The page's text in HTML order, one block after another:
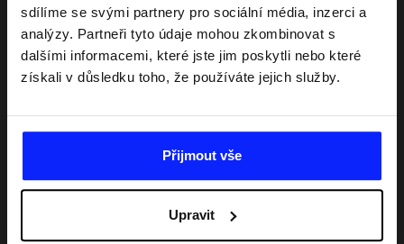
sdílíme se svými partnery pro sociální média, inzerci a
analýzy. Partneři tyto údaje mohou zkombinovat s
dalšími informacemi, které jste jim poskytli nebo které
získali v důsledku toho, že používáte jejich služby.
Přijmout vše
Upravit